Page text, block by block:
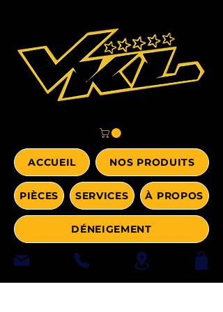
ACCUEIL NOS PRODUITS
PIÈCES SERVICES À PROPOS
DÉNEIGEMENT